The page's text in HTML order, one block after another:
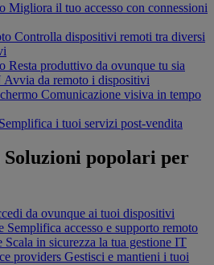
Migliora il tuo accesso con connessioni
Controlla dispositivi remoti tra diversi
Resta produttivo da ovunque tu sia
Avvia da remoto i dispositivi
Comunicazione visiva in tempo
Semplifica i tuoi servizi post-vendita
Soluzioni popolari per
da ovunque ai tuoi dispositivi
Semplifica accesso e supporto remoto
Scala in sicurezza la tua gestione IT
providers Gestisci e mantieni i tuoi